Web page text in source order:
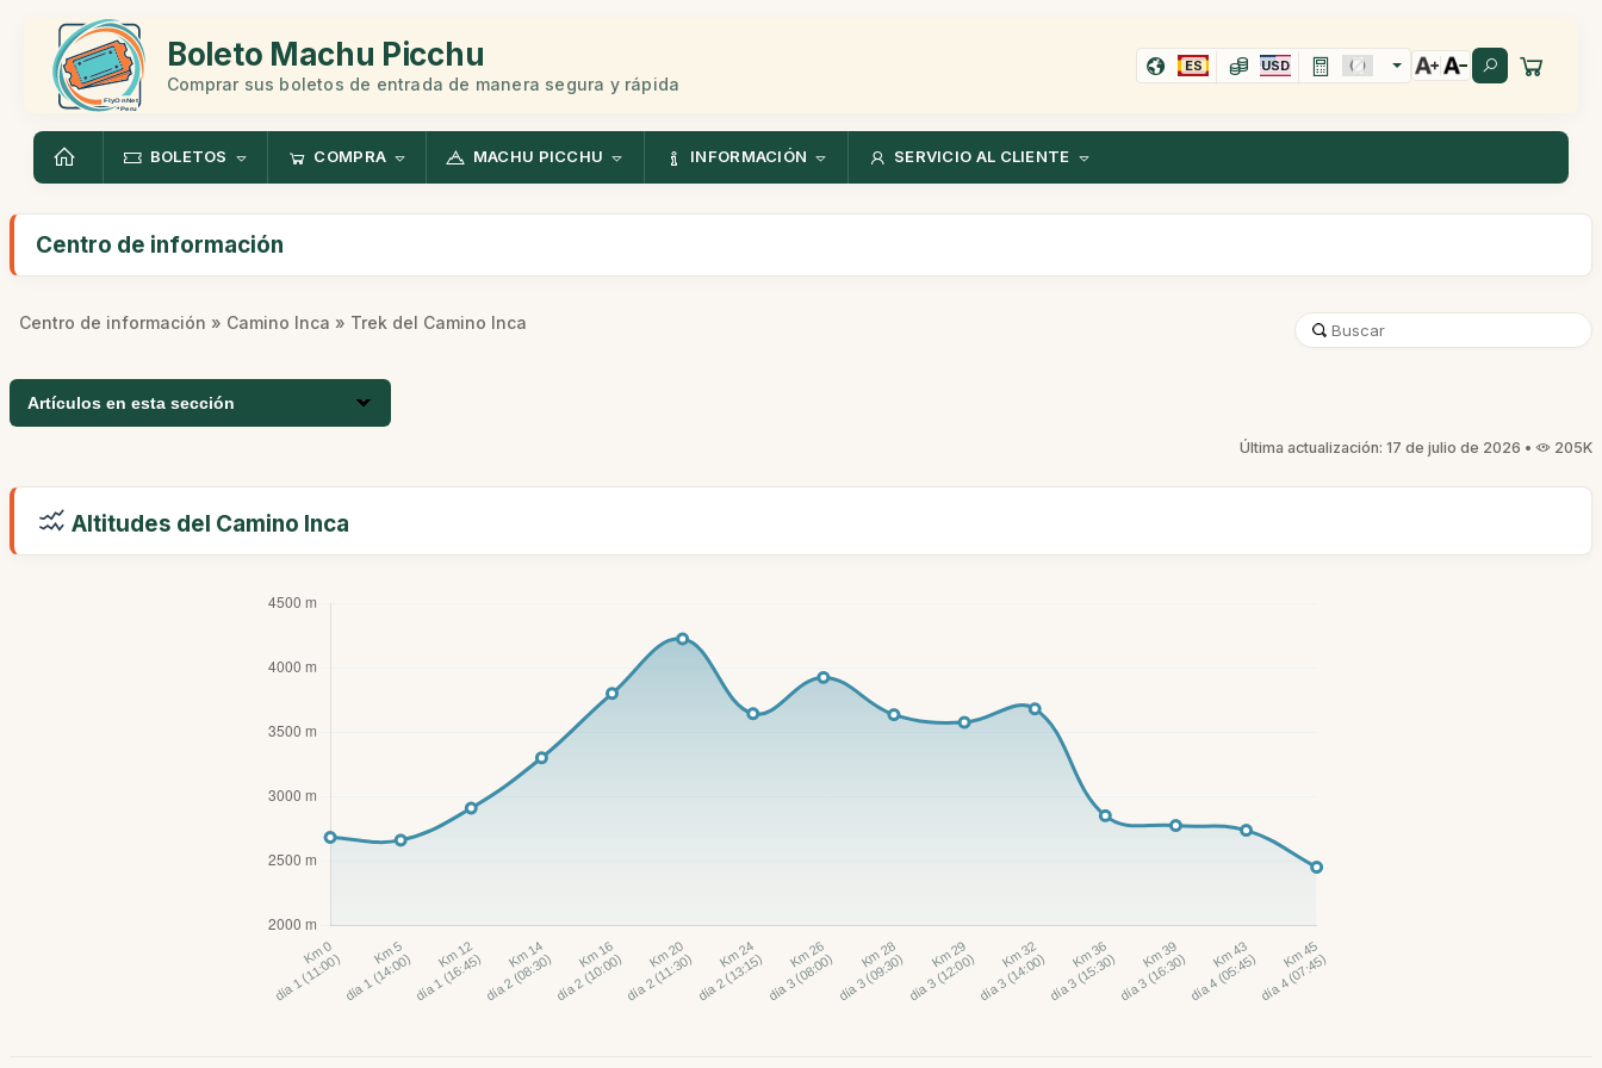
Boleto Machu Picchu
Comprar sus boletos de entrada de manera segura y rápida
ES USD
BOLETOS COMPRA MACHU PICCHU INFORMACIÓN SERVICIO AL CLIENTE
Centro de información
Centro de información » Camino Inca » Trek del Camino Inca
Artículos en esta sección
Última actualización: 17 de julio de 2026 • 205K
Altitudes del Camino Inca